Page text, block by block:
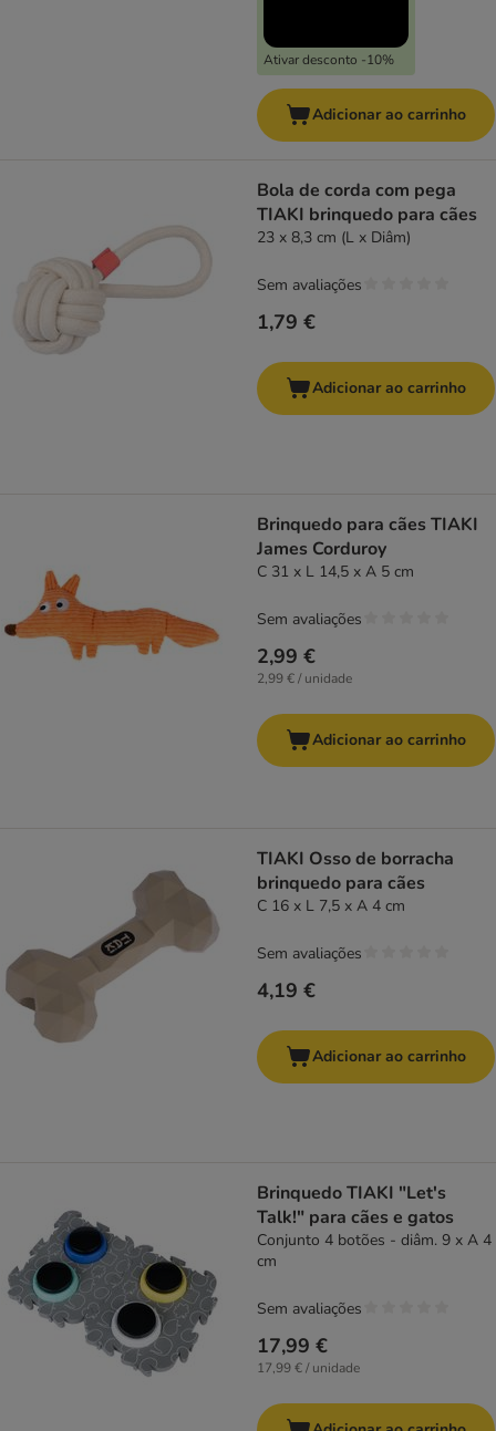
Ativar desconto -10%
Adicionar ao carrinho
Bola de corda com pega
TIAKI brinquedo para cães
23 x 8,3 cm (L x Diâm)
1,79 €
Sem avaliações
Adicionar ao carrinho
Brinquedo para cães TIAKI
James Corduroy
C 31 x L 14,5 x A 5 cm
2,99 €
2,99 € / unidade
Sem avaliações
Adicionar ao carrinho
TIAKI Osso de borracha
brinquedo para cães
C 16 x L 7,5 x A 4 cm
4,19 €
Sem avaliações
Adicionar ao carrinho
Brinquedo TIAKI "Let's
Talk!" para cães e gatos
Conjunto 4 botões - diâm. 9 x A 4
cm
17,99 €
17,99 € / unidade
Sem avaliações